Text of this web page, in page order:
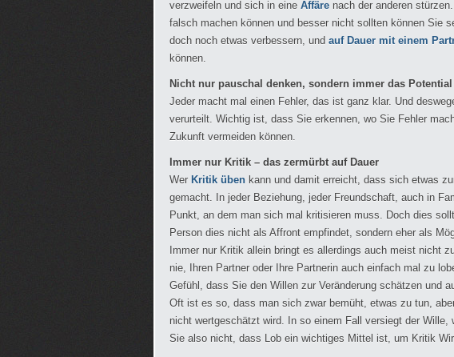
verzweifeln und sich in eine Affäre nach der anderen
falsch machen können und besser nicht sollten können Sie
doch noch etwas verbessern, und auf Dauer mit einem
können.
Nicht nur pauschal denken, sondern immer das
Jeder macht mal einen Fehler, das ist ganz klar. Und
verurteilt. Wichtig ist, dass Sie erkennen, wo Sie Fehler
Zukunft vermeiden können.
Immer nur Kritik – das zermürbt auf Dauer
Wer Kritik üben kann und damit erreicht, dass sich etwas
gemacht. In jeder Beziehung, jeder Freundschaft, auch in
Punkt, an dem man sich mal kritisieren muss. Doch dies
Person dies nicht als Affront empfindet, sondern eher als
Immer nur Kritik allein bringt es allerdings auch meist nicht
nie, Ihren Partner oder Ihre Partnerin auch einfach mal zu
Gefühl, dass Sie den Willen zur Veränderung schätzen und
Oft ist es so, dass man sich zwar bemüht, etwas zu tun,
nicht wertgeschätzt wird. In so einem Fall versiegt der
Sie also nicht, dass Lob ein wichtiges Mittel ist, um Kritik